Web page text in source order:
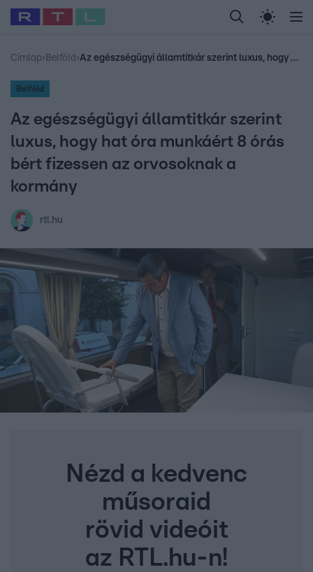
Legfrissebb RTL Híradó Randi Celeb vagyok,
Babits Marcella Most Wanted Gallusz
Címlap› Belföld › Az egészségügyi államtitkár szerint luxus, hogy hat óra munkáért 8 órás bért fizessen az orvosoknak a kormány
Belföld
Az egészségügyi államtitkár szerint
luxus, hogy hat óra munkáért 8 órás
bért fizessen az orvosoknak a
kormány
rtl.hu
Nézd a kedvenc
műsoraid
rövid videóit
az RTL.hu-n!